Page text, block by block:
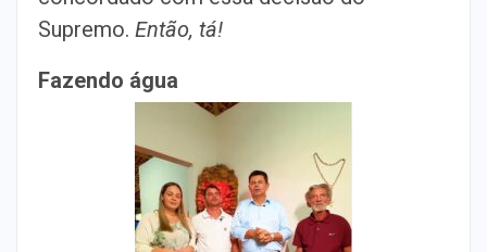
Supremo. Então, tá!
Fazendo água